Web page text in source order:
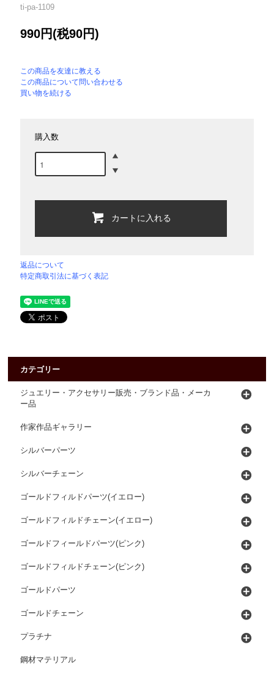
ti-pa-1109
990円(税90円)
この商品を友達に教える
この商品について問い合わせる
買い物を続ける
購入数
カートに入れる
返品について
特定商取引法に基づく表記
カテゴリー
ジュエリー・アクセサリー販売・ブランド品・メーカ
ー品
作家作品ギャラリー
シルバーパーツ
シルバーチェーン
ゴールドフィルドパーツ(イエロー)
ゴールドフィルドチェーン(イエロー)
ゴールドフィールドパーツ(ピンク)
ゴールドフィルドチェーン(ピンク)
ゴールドパーツ
ゴールドチェーン
プラチナ
鋼材マテリアル